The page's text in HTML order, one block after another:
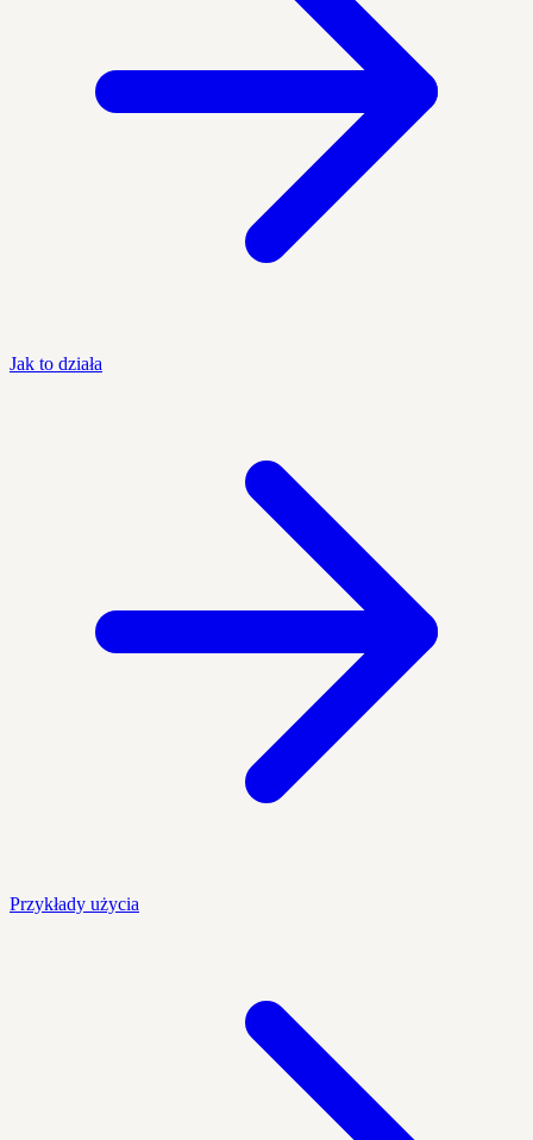
Jak to działa
Przykłady użycia